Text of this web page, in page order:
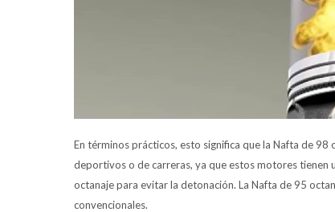
En términos prácticos, esto significa que la Nafta de
deportivos o de carreras, ya que estos motores tienen
octanaje para evitar la detonación. La Nafta de 95
convencionales.